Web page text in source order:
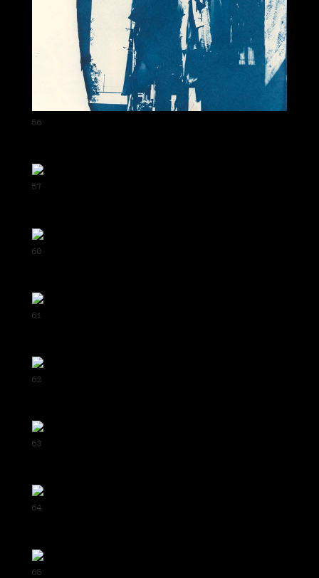
56
57
60
61
62
63
64
65